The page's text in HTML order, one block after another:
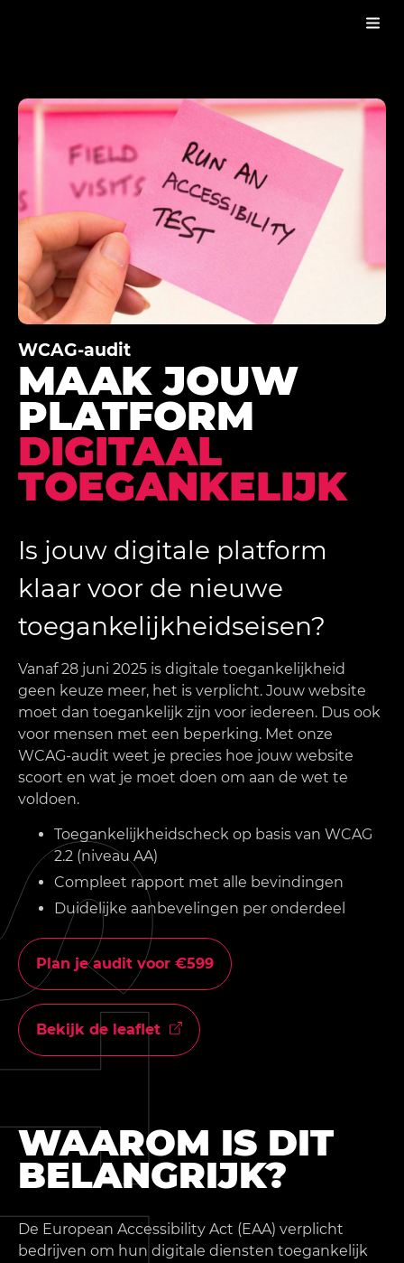
WCAG-audit
MAAK JOUW
PLATFORM
DIGITAAL
TOEGANKELIJK
Is jouw digitale platform
klaar voor de nieuwe
toegankelijkheidseisen?
Vanaf 28 juni 2025 is digitale toegankelijkheid
geen keuze meer, het is verplicht. Jouw website
moet dan toegankelijk zijn voor iedereen. Dus ook
voor mensen met een beperking. Met onze
WCAG-audit weet je precies hoe jouw website
scoort en wat je moet doen om aan de wet te
voldoen.
Toegankelijkheidscheck op basis van WCAG
2.2 (niveau AA)
Compleet rapport met alle bevindingen
Duidelijke aanbevelingen per onderdeel
Plan je audit voor €599
Bekijk de leaflet
WAAROM IS DIT
BELANGRIJK?
De European Accessibility Act (EAA) verplicht
bedrijven om hun digitale diensten toegankelijk